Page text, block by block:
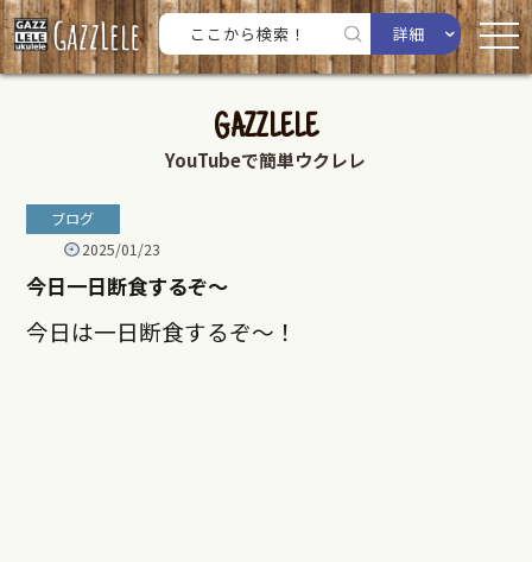
詳細
GAZZLELE
YouTubeで簡単ウクレレ
ブログ
2025/01/23
今日一日断食するぞ〜
今日は一日断食するぞ〜！